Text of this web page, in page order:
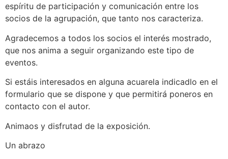
espíritu de participación y comunicación entre los
socios de la agrupación, que tanto nos caracteriza.
Agradecemos a todos los socios el interés mostrado,
que nos anima a seguir organizando este tipo de
eventos.
Si estáis interesados en alguna acuarela indicadlo en el
formulario que se dispone y que permitirá poneros en
contacto con el autor.
Animaos y disfrutad de la exposición.
Un abrazo